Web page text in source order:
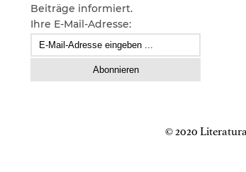
Beiträge informiert.
Ihre E-Mail-Adresse:
© 2020